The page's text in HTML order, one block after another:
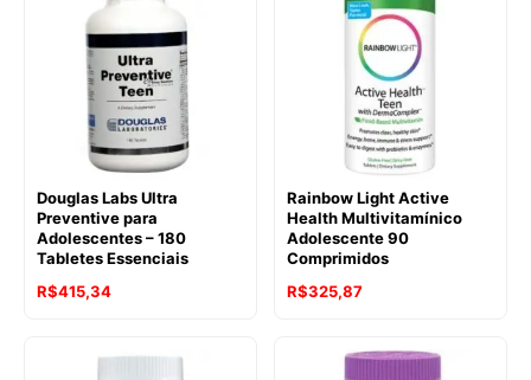
Douglas Labs Ultra
Preventive para
Adolescentes – 180
Tabletes Essenciais
R$415,34
Rainbow Light Active
Health Multivitamínico
Adolescente 90
Comprimidos
R$325,87